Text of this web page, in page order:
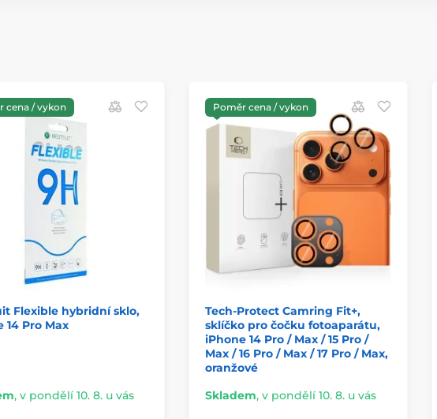
cena / vykon
Flexible hybridní sklo,
14 Pro Max
, v pondělí 10. 8. u vás
Poměr cena / vykon
Tech-Protect Camring Fit+,
sklíčko pro čočku fotoaparátu,
iPhone 14 Pro / Max / 15 Pro /
Max / 16 Pro / Max / 17 Pro / Max,
oranžové
Skladem, v pondělí 10. 8. u vás